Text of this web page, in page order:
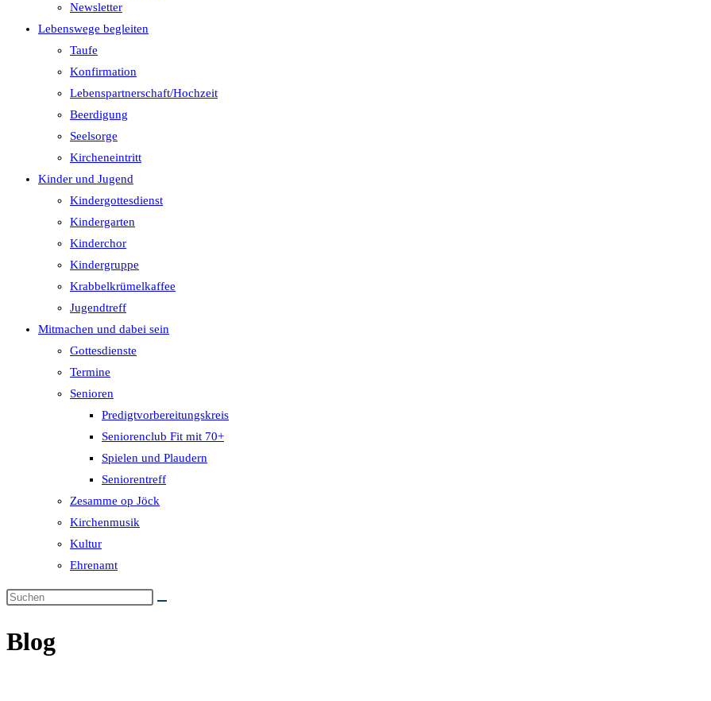
Newsletter
Lebenswege begleiten
Taufe
Konfirmation
Lebenspartnerschaft/Hochzeit
Beerdigung
Seelsorge
Kircheneintritt
Kinder und Jugend
Kindergottesdienst
Kindergarten
Kinderchor
Kindergruppe
Krabbelkrümelkaffee
Jugendtreff
Mitmachen und dabei sein
Gottesdienste
Termine
Senioren
Predigtvorbereitungskreis
Seniorenclub Fit mit 70+
Spielen und Plaudern
Seniorentreff
Zesamme op Jöck
Kirchenmusik
Kultur
Ehrenamt
Blog